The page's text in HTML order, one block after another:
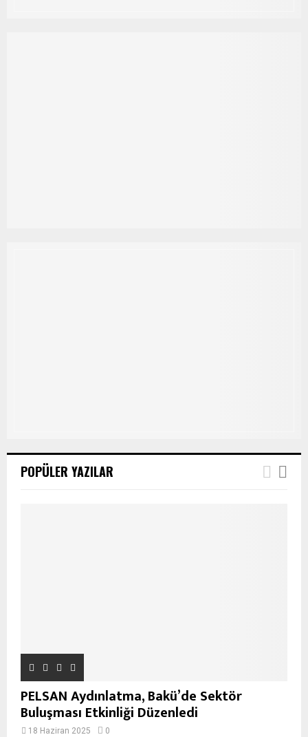
POPÜLER YAZILAR
PELSAN Aydınlatma, Bakü’de Sektör
Buluşması Etkinliği Düzenledi
18 Haziran 2025 0